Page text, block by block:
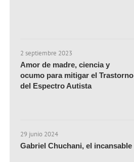
2 septiembre 2023
Amor de madre, ciencia y
ocumo para mitigar el Trastorno
del Espectro Autista
29 junio 2024
Gabriel Chuchani, el incansable